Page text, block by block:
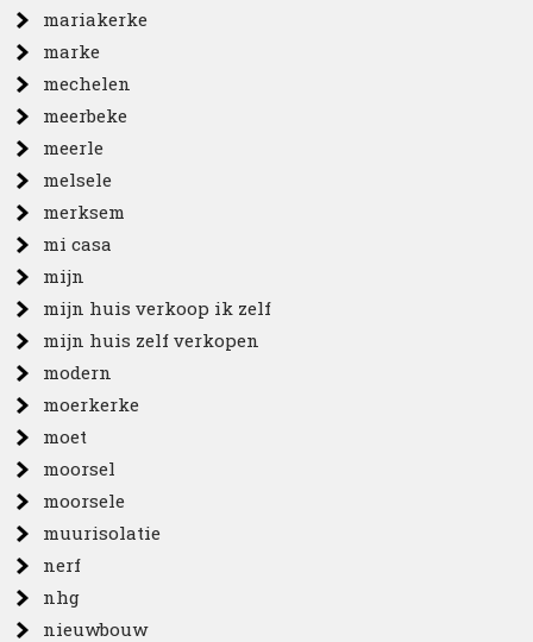
mariakerke
marke
mechelen
meerbeke
meerle
melsele
merksem
mi casa
mijn
mijn huis verkoop ik zelf
mijn huis zelf verkopen
modern
moerkerke
moet
moorsel
moorsele
muurisolatie
nerf
nhg
nieuwbouw